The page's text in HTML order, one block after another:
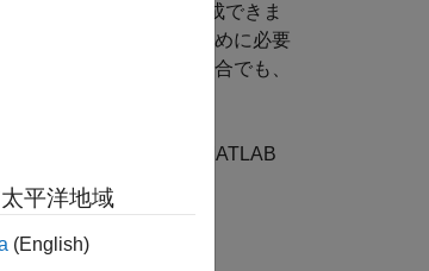
で C コードを生成できま
位置の差を考慮するために必要
セッサを含んでいる場合でも、
MATLAB
コードを生成できます。
平洋地域
(English)